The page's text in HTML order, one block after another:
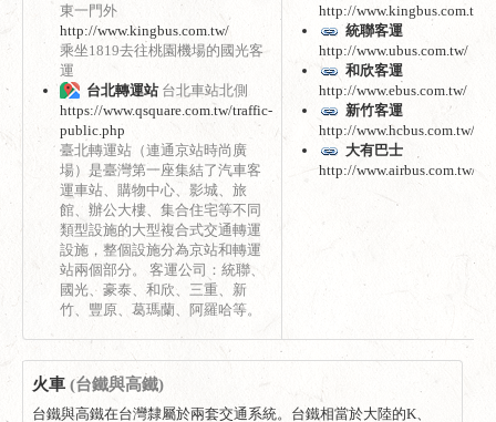
東一門外
http://www.kingbus.com.tw/
乘坐1819去往桃園機場的國光客
運
台北轉運站 台北車站北側
https://www.qsquare.com.tw/traffic-
public.php
臺北轉運站（連通京站時尚廣
場）是臺灣第一座集結了汽車客
運車站、購物中心、影城、旅
館、辦公大樓、集合住宅等不同
類型設施的大型複合式交通轉運
設施，整個設施分為京站和轉運
站兩個部分。 客運公司：統聯、
國光、豪泰、和欣、三重、新
竹、豐原、葛瑪蘭、阿羅哈等。
http://www.kingbus.com.tw/
統聯客運
http://www.ubus.com.tw/
和欣客運
http://www.ebus.com.tw/
新竹客運
http://www.hcbus.com.tw/
大有巴士
http://www.airbus.com.tw/
火車 (台鐵與高鐵)
台鐵與高鐵在台灣隸屬於兩套交通系統。台鐵相當於大陸的K、